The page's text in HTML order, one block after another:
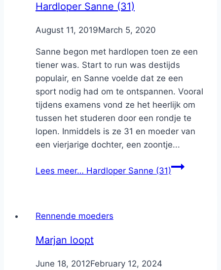
Hardloper Sanne (31)
ByNicole
August 11, 2019March 5, 2020
Sanne begon met hardlopen toen ze een
tiener was. Start to run was destijds
populair, en Sanne voelde dat ze een
sport nodig had om te ontspannen. Vooral
tijdens examens vond ze het heerlijk om
tussen het studeren door een rondje te
lopen. Inmiddels is ze 31 en moeder van
een vierjarige dochter, een zoontje...
Lees meer… Hardloper Sanne (31)
Rennende moeders
Marjan loopt
ByNicole
June 18, 2012February 12, 2024